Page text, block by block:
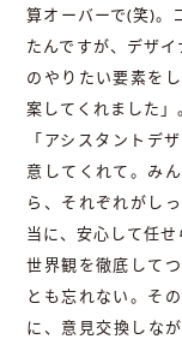
算オーバーで(笑)。
たんですが、デザ
のやりたい要素を
案してくれました」
「アシスタントデ
意してくれて。み
ら、それぞれがし
当に、安心して任せ
世界観を徹底して
とも忘れない。そ
に、意見交換しな